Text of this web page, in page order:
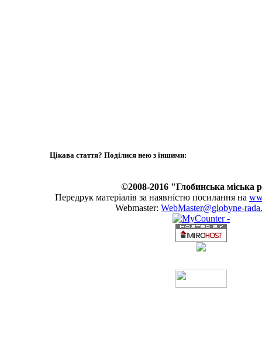
Цікава стаття? Поділися нею з іншими:
©2008-2016 "Глобинська міська
Передрук матеріалів за наявністю посилання на
Webmaster: WebMaster@globyne-